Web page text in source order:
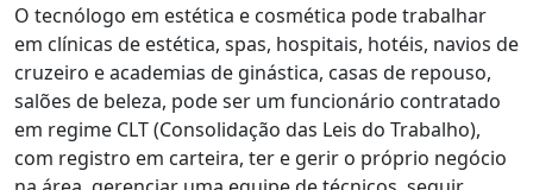
O tecnólogo em estética e cosmética pode trabalhar
em clínicas de estética, spas, hospitais, hotéis, navios de
cruzeiro e academias de ginástica, casas de repouso,
salões de beleza, pode ser um funcionário contratado
em regime CLT (Consolidação das Leis do Trabalho),
com registro em carteira, ter e gerir o próprio negócio